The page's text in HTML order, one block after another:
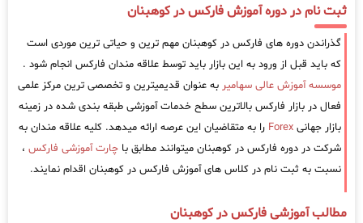
ثبت نام در دوره آموزش فارکس در کوهبنان
گذراندن دوره های فارکس در کوهبنان مهم ترین و حیاتی ترین موردی است
که باید قبل از ورود به این بازار باید توسط علاقه مندان فارکس انجام شود .
موسسه آموزش عالی سهامیر به عنوان قدیمیترین و تخصصی ترین مرکز علمی
فعال در بازار فارکس بالاترین سطح خدمات آموزشی طبقه بندی شده در زمینه
بازار جهانی Forex را به متقاضیان این عرصه ارائه میدهد. کلیه علاقه مندان به
شرکت در دوره فارکس در کوهبنان میتوانند مطابق با چارت آموزشی فارکس ،
نسبت به ثبت نام در کلاس های آموزش فارکس در کوهبنان اقدام نمایند.
مطالب آموزشی فارکس در کوهبنان